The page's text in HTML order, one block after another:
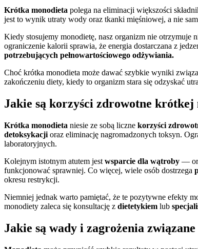
Krótka monodieta polega na eliminacji większości
jest to wynik utraty wody oraz tkanki mięśniowej, a nie
Kiedy stosujemy monodietę, nasz organizm nie
ograniczenie kalorii sprawia, że energia dostarczana z
potrzebujących pełnowartościowego odżywiania.
Choć krótka monodieta może dawać szybkie wyniki
zakończeniu diety, kiedy to organizm stara się odzyskać
Jakie są korzyści zdrowotne krótkej
Krótka monodieta niesie ze sobą liczne korzyści
detoksykacji oraz eliminację nagromadzonych toksyn.
laboratoryjnych.
Kolejnym istotnym atutem jest wsparcie dla wątroby —
funkcjonować sprawniej. Co więcej, wiele osób dostrzega
okresu restrykcji.
Niemniej jednak warto pamiętać, że te pozytywne efekty
monodiety zaleca się konsultację z dietetykiem lub
Jakie są wady i zagrożenia